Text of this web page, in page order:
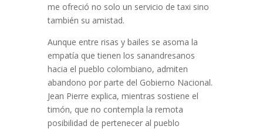
me ofreció no solo un servicio de taxi sino
también su amistad.
Aunque entre risas y bailes se asoma la
empatía que tienen los sanandresanos
hacia el pueblo colombiano, admiten
abandono por parte del Gobierno Nacional.
Jean Pierre explica, mientras sostiene el
timón, que no contempla la remota
posibilidad de pertenecer al pueblo